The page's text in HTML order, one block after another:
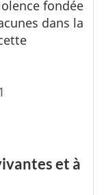
fondée
dans la
et à